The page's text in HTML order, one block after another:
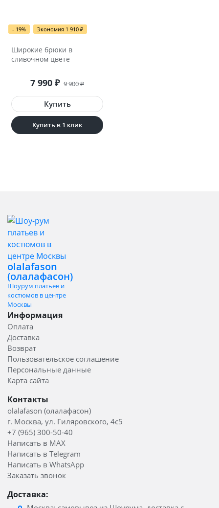
- 19% Экономия 1 910 ₽
Широкие брюки в
сливочном цвете
7 990 ₽ 9 900₽
Купить в 1 клик
olalafason
(олалафасон)
Шоурум платьев и
костюмов в центре
Москвы
Информация
Оплата
Доставка
Возврат
Пользовательское соглашение
Персональные данные
Карта сайта
Контакты
olalafason (олалафасон)
г. Москва, ул. Гиляровского, 4с5
+7 (965) 300-50-40
Написать в MAX
Написать в Telegram
Написать в WhatsApp
Заказать звонок
Доставка: